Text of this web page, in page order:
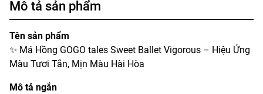
Mô tả sản phẩm
Tên sản phẩm
✨ Má Hồng GOGO tales Sweet Ballet Vigorous – Hiệu Ứng
Màu Tươi Tắn, Mịn Màu Hài Hòa
Mô tả ngắn